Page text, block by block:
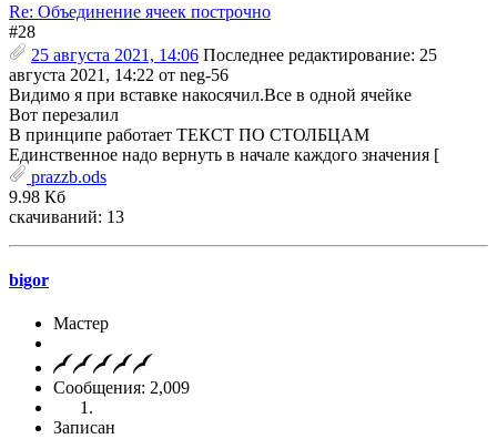
Re: Объединение ячеек построчно
#28
25 августа 2021, 14:06 Последнее редактирование: 25
августа 2021, 14:22 от neg-56
Видимо я при вставке накосячил.Все в одной ячейке
Вот перезалил
В принципе работает ТЕКСТ ПО СТОЛБЦАМ
Единственное надо вернуть в начале каждого значения [
prazzb.ods
9.98 Кб
скачиваний: 13
bigor
Мастер
Сообщения: 2,009
Записан